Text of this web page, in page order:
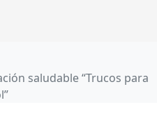
saludable “Trucos para